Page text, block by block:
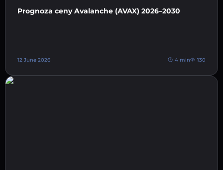
Prognoza ceny Avalanche (AVAX) 2026–2030
12 June 2026 4 min 130